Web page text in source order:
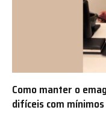
Como manter o
difíceis com